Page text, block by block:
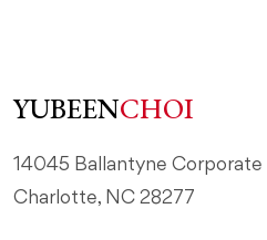
YUBEENCHOI
14045 Ballantyne
Charlotte, NC 28277